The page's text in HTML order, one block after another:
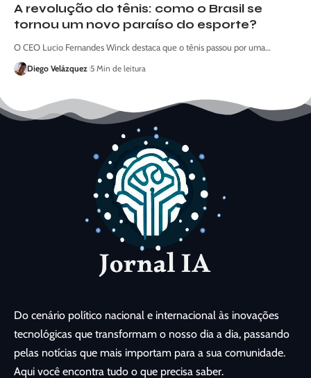
A revolução do tênis: como o Brasil se
tornou um novo paraíso do esporte?
O CEO Lucio Fernandes Winck destaca que o tênis passou por uma…
Diego Velázquez 5 Min de leitura
Do cenário político nacional e internacional às inovações
tecnológicas que transformam o nosso dia a dia, passando
pelas notícias que mais importam para a sua comunidade.
Aqui você encontra tudo o que precisa saber.